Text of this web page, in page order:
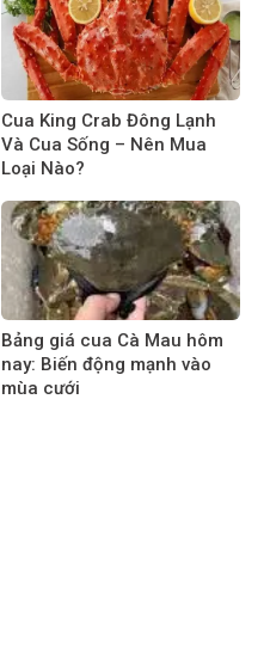
Cua King Crab Đông Lạnh
Và Cua Sống – Nên Mua
Loại Nào?
Bảng giá cua Cà Mau hôm
nay: Biến động mạnh vào
mùa cưới